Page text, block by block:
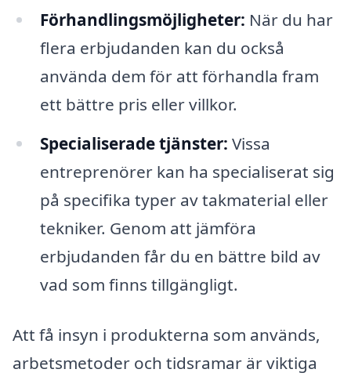
Förhandlingsmöjligheter: När du har
flera erbjudanden kan du också
använda dem för att förhandla fram
ett bättre pris eller villkor.
Specialiserade tjänster: Vissa
entreprenörer kan ha specialiserat sig
på specifika typer av takmaterial eller
tekniker. Genom att jämföra
erbjudanden får du en bättre bild av
vad som finns tillgängligt.
Att få insyn i produkterna som används,
arbetsmetoder och tidsramar är viktiga